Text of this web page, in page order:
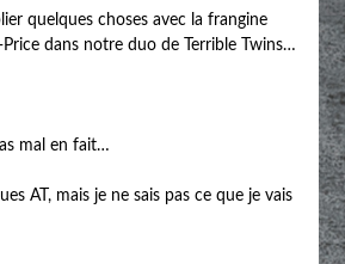
quelques choses avec la frangine
Price dans notre duo de Terrible Twins…
mal en fait…
AT, mais je ne sais pas ce que je vais